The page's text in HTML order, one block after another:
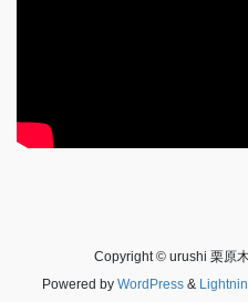
Copyright © urushi 栗原
Powered by WordPress&